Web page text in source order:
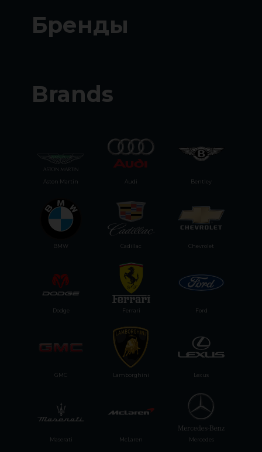
Бренды
Brands
Cadillac Chevrolet
Ferrari
Lamborghini Lexus
Aston Martin
Maserati McLaren Mercedes
Audi Bentley
BMW
Ford
Dodge
GMC